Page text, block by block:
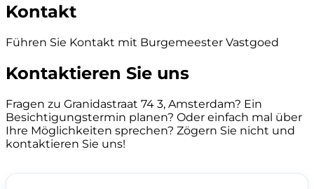
Kontakt
Führen Sie Kontakt mit Burgemeester Vastgoed
Kontaktieren Sie uns
Fragen zu Granidastraat 74 3, Amsterdam? Ein
Besichtigungstermin planen? Oder einfach mal über
Ihre Möglichkeiten sprechen? Zögern Sie nicht und
kontaktieren Sie uns!